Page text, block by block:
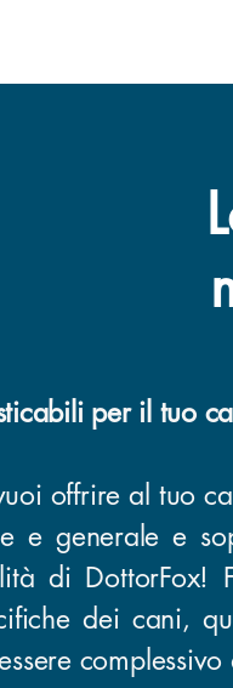
per il tuo
offrire al tuo
e generale e
di DottorFox!
dei cani,